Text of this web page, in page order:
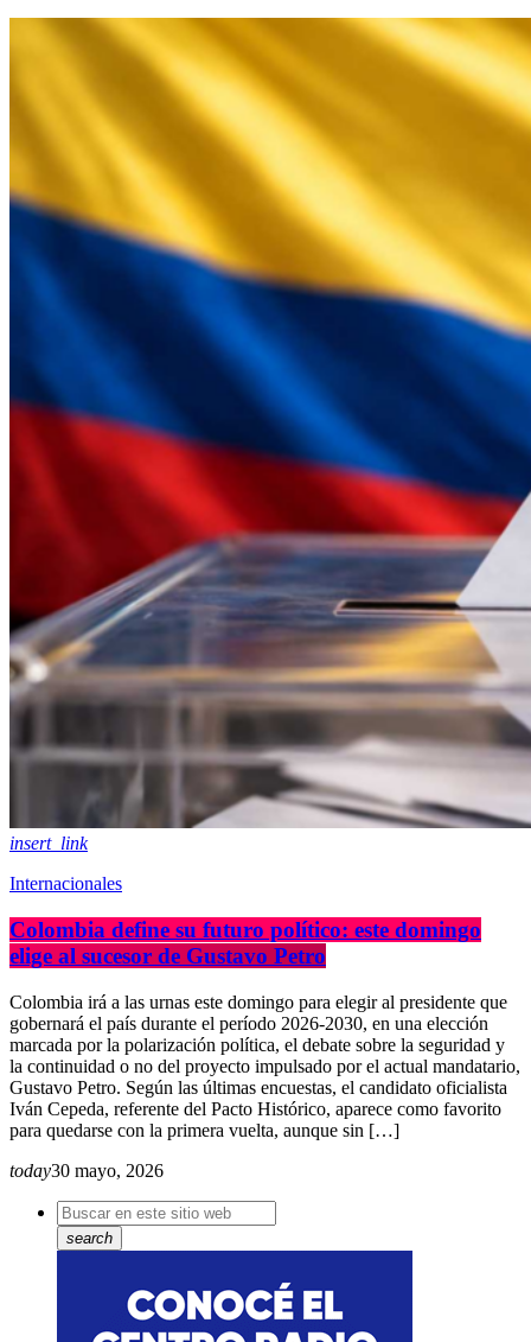
insert_link
Internacionales
Colombia define su futuro político: este domingo
elige al sucesor de Gustavo Petro
Colombia irá a las urnas este domingo para elegir al presidente que
gobernará el país durante el período 2026-2030, en una elección
marcada por la polarización política, el debate sobre la seguridad y
la continuidad o no del proyecto impulsado por el actual mandatario,
Gustavo Petro. Según las últimas encuestas, el candidato oficialista
Iván Cepeda, referente del Pacto Histórico, aparece como favorito
para quedarse con la primera vuelta, aunque sin […]
today30 mayo, 2026
search